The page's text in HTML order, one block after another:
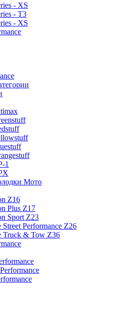
- XS
- T3
- XS
1
Мото
Z16
Plus Z17
Sport Z23
Street Performance Z26
Truck & Tow Z36